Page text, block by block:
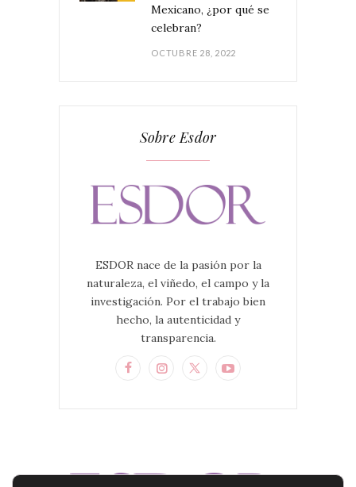
Mexicano, ¿por qué se
celebran?
OCTUBRE 28, 2022
Sobre Esdor
ESDOR nace de la pasión por la
naturaleza, el viñedo, el campo y la
investigación. Por el trabajo bien
hecho, la autenticidad y
transparencia.